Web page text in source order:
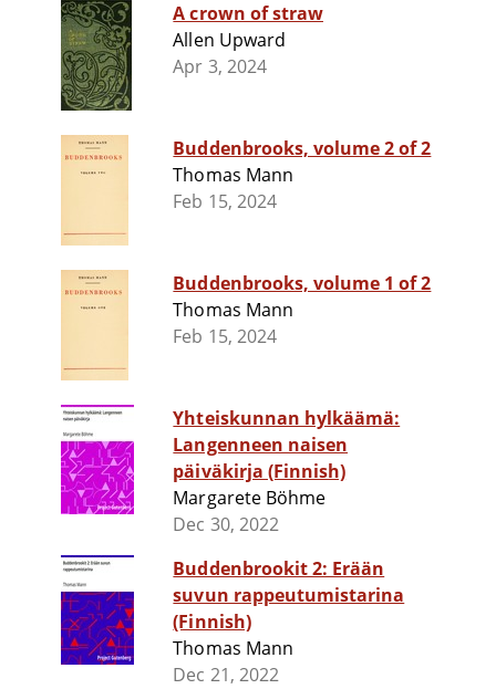
A crown of straw
Allen Upward
Apr 3, 2024
Buddenbrooks, volume 2 of 2
Thomas Mann
Feb 15, 2024
Buddenbrooks, volume 1 of 2
Thomas Mann
Feb 15, 2024
Yhteiskunnan hylkäämä:
Langenneen naisen
päiväkirja (Finnish)
Margarete Böhme
Dec 30, 2022
Buddenbrookit 2: Erään
suvun rappeutumistarina
(Finnish)
Thomas Mann
Dec 21, 2022